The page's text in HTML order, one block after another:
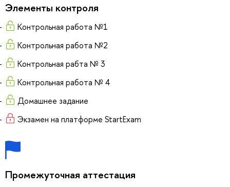
Элементы контроля
Контрольная работа №1
Контрольная работа №2
Контрольная рабта № 3
Контрольная работа № 4
Домашнее задание
Экзамен на платформе StartExam
Промежуточная аттестация